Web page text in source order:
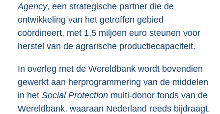
Agency, een strategische partner die de
ontwikkeling van het getroffen gebied
coördineert, met 1,5 miljoen euro steunen voor
herstel van de agrarische productiecapaciteit.
In overleg met de Wereldbank wordt bovendien
gewerkt aan herprogrammering van de middelen
in het Social Protection multi-donor fonds van de
Wereldbank, waaraan Nederland reeds bijdraagt.